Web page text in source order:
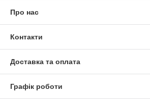
Про нас
Контакти
Доставка та оплата
Графік роботи